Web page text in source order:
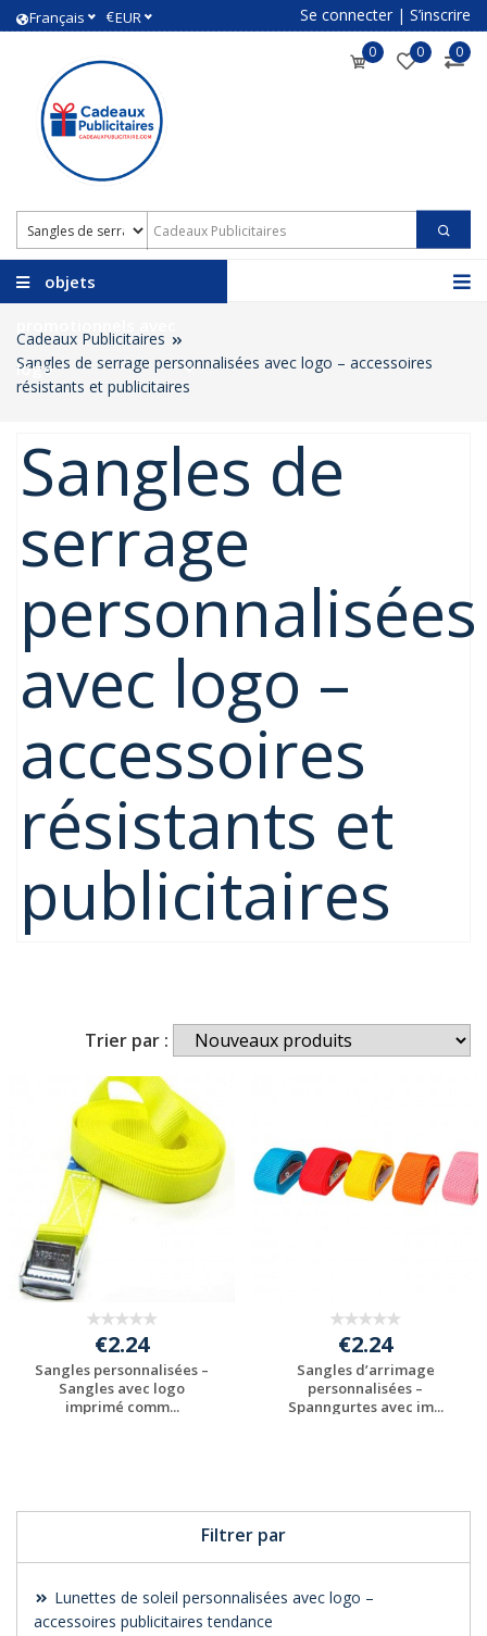
Français €EUR Se connecter | S’inscrire
0 0 0
objets
logo
Cadeaux Publicitaires
Sangles de serrage personnalisées avec logo – accessoires
résistants et publicitaires
Sangles de
serrage
personnalisées
avec logo –
accessoires
résistants et
publicitaires
Filtrer par
Lunettes de soleil personnalisées avec logo –
accessoires publicitaires tendance
Trier par :
€2.24
Sangles personnalisées –
Sangles avec logo
imprimé comm...
€2.24
Sangles d’arrimage
personnalisées –
Spanngurtes avec im...